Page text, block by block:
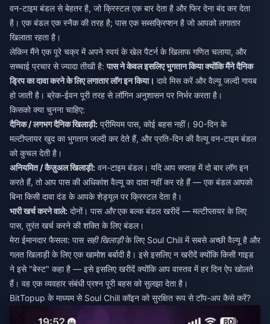
वन-टाइम बंडल से बेहतर है, जो क्रिस्टल एक बार देता है और फिर देना बंद कर देता
है। एक बंडल एक स्नैक की तरह है; पास एक सब्सक्रिप्शन है जो आपको लगातार
खिलाता रहता है।
लेकिन मैंने एक पूरे चक्र में अपने स्वयं के खेल पैटर्न के खिलाफ गणित चलाया, और
सच्चाई प्रचार से ज्यादा तीखी है:पास ने केवल इसलिए भुगतान किया क्योंकि मैंने दैनिक
ड्रिप का दावा करने के लिए लगातार लॉग इन किया। दावे मिस करें और वैल्यू जल्दी गायब
हो जाती है। ब्रेक-ईवन पूरी तरह से लॉगिन अनुशासन पर निर्भर करता है।
किसको क्या चुनना चाहिए:
दैनिक / लगभग दैनिक खिलाड़ी: प्रीमियम पास, कोई बहस नहीं। 90-दिन के
मल्टीप्लायर खुद का भुगतान जल्दी कर देते हैं, और प्रति-दिन की वैल्यू वन-टाइम बंडल
को कुचल देती है।
अनियमित / कैज़ुअल खिलाड़ी: वन-टाइम बंडल। यदि आप सप्ताह में दो बार लॉग इन
करते हैं, तो आप पास की अधिकांश वैल्यू का दावा नहीं कर रहे हैं — एक बंडल आपको
बिना किसी दावा दंड के आपके शेड्यूल पर क्रिस्टल देता है।
भारी खर्च करने वाले: दोनों। पास औरएक बल्क बंडल खरीदें — मल्टीप्लायर के लिए
पास, तुरंत खर्च करने की शक्ति के लिए बंडल।
मेरा ईमानदार फैसला: पास सही खिलाड़ीके लिए Soul Chill में सबसे अच्छी वैल्यू है और
गलत खिलाड़ी के लिए एक खामोश बर्बादी है। इसे इसलिए न खरीदें क्योंकि किसी गाइड
ने इसे "बेस्ट" कहा है — इसे इसलिए खरीदें क्योंकि आप वास्तव में हर दिन ऐप खोलते
हैं। वह एक व्यवहार संबंधी प्रश्न पूरी बहस को सुलझा देता है।
BitTopup के माध्यम से Soul Chill कॉइन को सुरक्षित रूप से टॉप-अप कैसे करें?